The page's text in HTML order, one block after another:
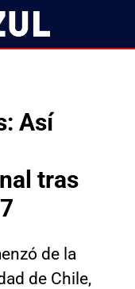
Así
tras
de la
de Chile,